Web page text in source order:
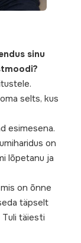
sinu
selts, kus
esimesena.
on
lõpetanu ja
on õnne
täpselt
Tuli täiesti